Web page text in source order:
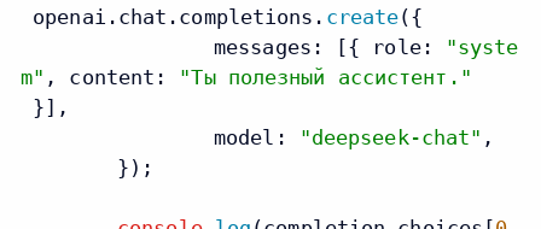
openai. chat . completions . create({
messages : [{ role:
"syste
m" , content : "Ты полезный ассистент."
}],
model : "deepseek-chat" ,